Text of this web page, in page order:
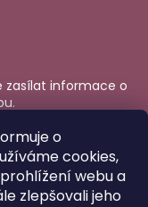
o
cookies,
webu a
zlepšovali jeho
zasílat informace o